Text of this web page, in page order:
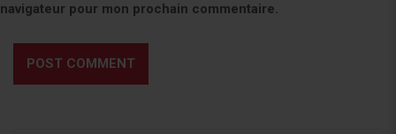
navigateur pour mon prochain commentaire.